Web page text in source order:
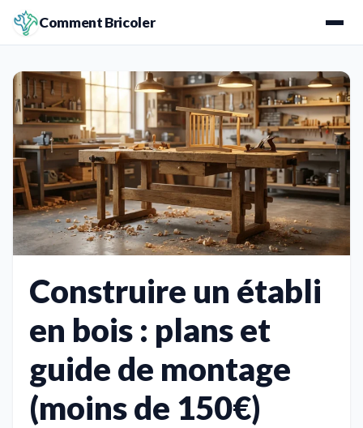
Comment Bricoler
Construire un établi
en bois : plans et
guide de montage
(moins de 150€)